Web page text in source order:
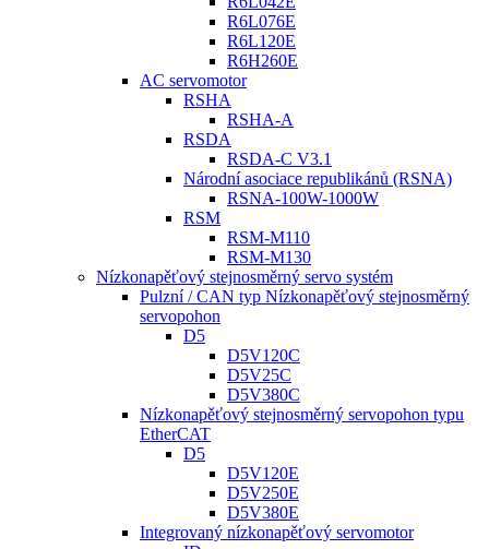
R6L076E
R6L120E
R6H260E
AC servomotor
RSHA
RSHA-A
RSDA
RSDA-C V3.1
Národní asociace republikánů (RSNA)
RSNA-100W-1000W
RSM
RSM-M110
RSM-M130
Nízkonapěťový stejnosměrný servo systém
Pulzní / CAN typ Nízkonapěťový stejnosměrný
servopohon
D5
D5V120C
D5V25C
D5V380C
Nízkonapěťový stejnosměrný servopohon typu
EtherCAT
D5
D5V120E
D5V250E
D5V380E
Integrovaný nízkonapěťový servomotor